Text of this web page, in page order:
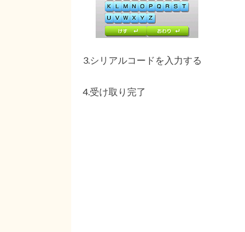
3.シリアルコードを入力する
4.受け取り完了